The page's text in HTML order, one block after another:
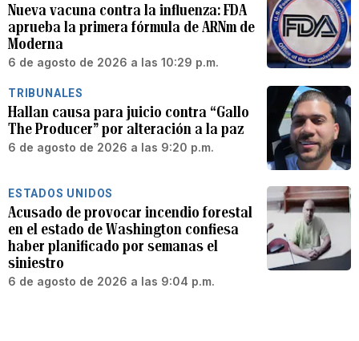
Nueva vacuna contra la influenza: FDA
aprueba la primera fórmula de ARNm de
Moderna
6 de agosto de 2026 a las 10:29 p.m.
TRIBUNALES
Hallan causa para juicio contra “Gallo
The Producer” por alteración a la paz
6 de agosto de 2026 a las 9:20 p.m.
ESTADOS UNIDOS
Acusado de provocar incendio forestal
en el estado de Washington confiesa
haber planificado por semanas el
siniestro
6 de agosto de 2026 a las 9:04 p.m.